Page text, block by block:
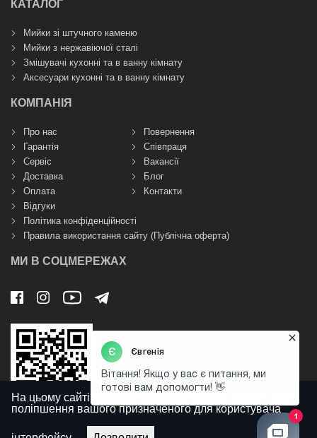
КАТАЛОГ
Мийки зі штучного каменю
Мийки з нержавіючої сталі
Змішувачі кухонні та в ванну кімнату
Аксесуари кухонні та в ванну кімнату
КОМПАНІЯ
Про нас
Гарантія
Сервіс
Доставка
Оплата
Повернення
Співпраця
Вакансії
Блог
Контакти
Відгуки
Політика конфіденційності
Правила використання сайту (Публічна оферта)
МИ В СОЦМЕРЕЖАХ
На цьому сайті використовуються файли cookies для
поліпшення вашого призначеного для користувача